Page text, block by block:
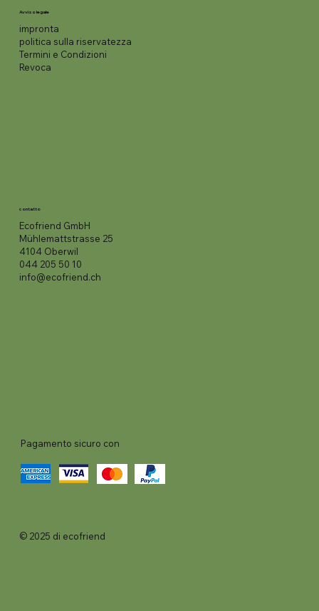
Avviso legale
impronta
politica sulla riservatezza
Termini e Condizioni
Revoca
contatto
Ecofriend GmbH
Mühlemattstrasse 25
4104 Oberwil
044 205 50 10
info@ecofriend.ch
Pagamento sicuro con
© 2025 di ecofriend